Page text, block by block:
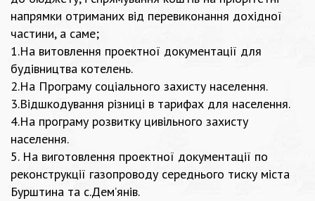
напрямки отриманих від перевиконання дохідної
частини, а саме;
1.На витовлення проектної документації для
будівництва котелень.
2.На Програму соціального захисту населення.
3.Відшкодування різниці в тарифах для населення.
4.На програму розвитку цивільного захисту
населення.
5. На виготовлення проектної документації по
реконструкції газопроводу середнього тиску міста
Бурштина та с.Дем’янів.